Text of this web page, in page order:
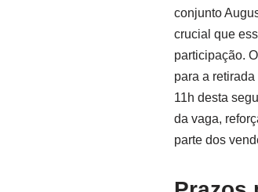
conjunto
crucial que
participação.
para a
11h desta
da vaga,
parte dos